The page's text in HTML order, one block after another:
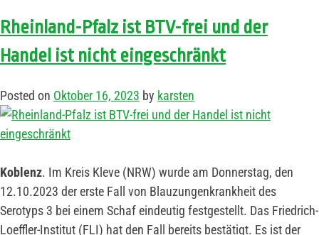
Rheinland-Pfalz ist BTV-frei und der
Handel ist nicht eingeschränkt
Posted on Oktober 16, 2023 by karsten
Koblenz. Im Kreis Kleve (NRW) wurde am Donnerstag, den
12.10.2023 der erste Fall von Blauzungenkrankheit des
Serotyps 3 bei einem Schaf eindeutig festgestellt. Das Friedrich-
Loeffler-Institut (FLI) hat den Fall bereits bestätigt. Es ist der